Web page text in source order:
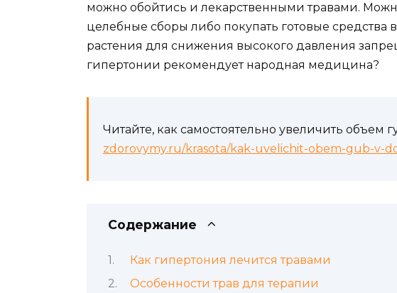
можно обойтись и лекарственными травами.
целебные сборы либо покупать готовые средства
растения для снижения высокого давления
гипертонии рекомендует народная медицина?
Читайте, как самостоятельно увеличить объем
zdorovymy.ru/krasota/kak-uvelichit-obem-gub-v-
Содержание
Как гипертония лечится травами
Особенности трав для терапии